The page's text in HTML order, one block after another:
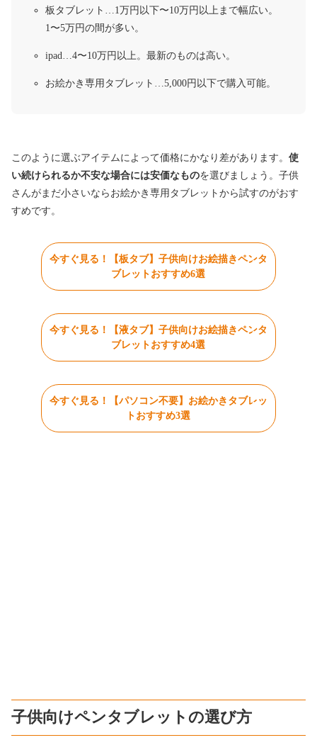
板タブレット…1万円以下〜10万円以上まで幅広い。
1〜5万円の間が多い。
ipad…4〜10万円以上。最新のものは高い。
お絵かき専用タブレット…5,000円以下で購入可能。
このように選ぶアイテムによって価格にかなり差があります。 使
い続けられるか不安な場合には安価なものを選びましょう。子供
さんがまだ小さいならお絵かき専用タブレットから試すのがおす
すめです。
今すぐ見る！【板タブ】子供向けお絵描きペンタ
ブレットおすすめ6選
今すぐ見る！【液タブ】子供向けお絵描きペンタ
ブレットおすすめ4選
今すぐ見る！【パソコン不要】お絵かきタブレッ
トおすすめ3選
子供向けペンタブレットの選び方